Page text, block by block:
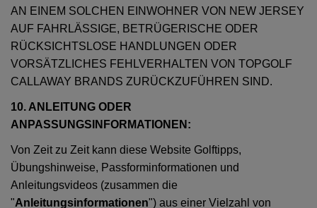
AN EINEM SOLCHEN EINWOHNER VON NEW JERSEY
AUF FAHRLÄSSIGE, BETRÜGERISCHE ODER
RÜCKSICHTSLOSE HANDLUNGEN ODER
VORSÄTZLICHES FEHLVERHALTEN VON TOPGOLF
CALLAWAY BRANDS ZURÜCKZUFÜHREN SIND.
10. ANLEITUNG ODER
ANPASSUNGSINFORMATIONEN:
Von Zeit zu Zeit kann diese Website Golftipps,
Übungshinweise, Passforminformationen und
Anleitungsvideos (zusammen die
"Anleitungsinformationen") aus einer Vielzahl von